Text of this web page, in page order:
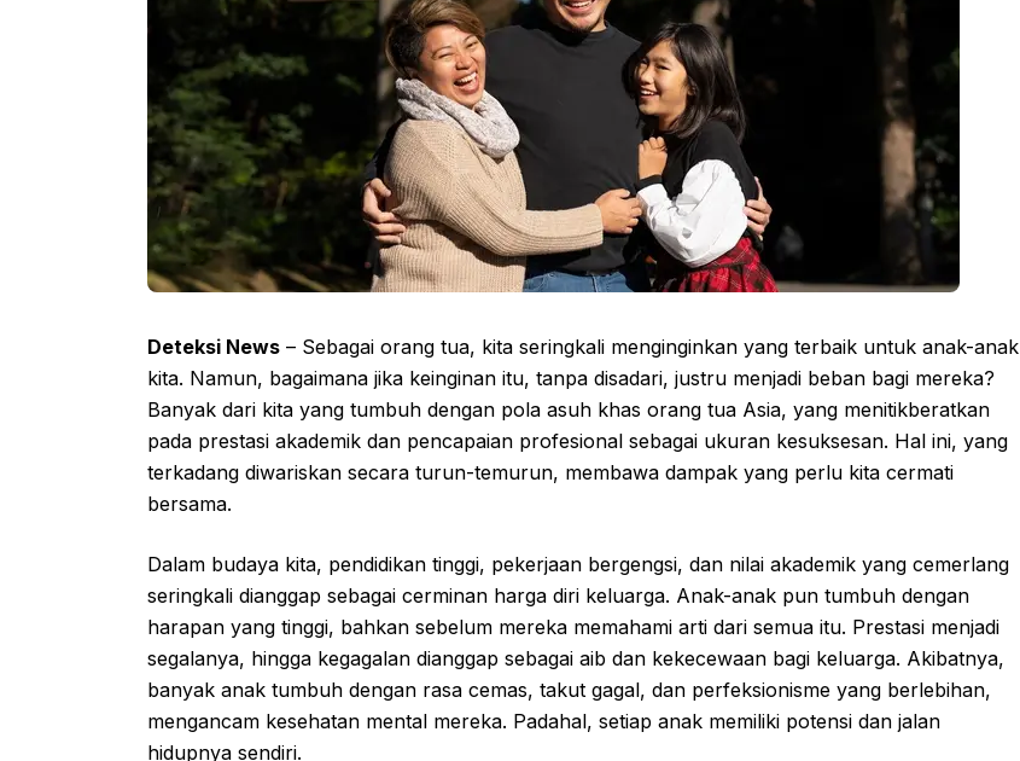
Deteksi News – Sebagai orang tua, kita seringkali menginginkan yang terbaik untuk anak-anak
kita. Namun, bagaimana jika keinginan itu, tanpa disadari, justru menjadi beban bagi mereka?
Banyak dari kita yang tumbuh dengan pola asuh khas orang tua Asia, yang menitikberatkan
pada prestasi akademik dan pencapaian profesional sebagai ukuran kesuksesan. Hal ini, yang
terkadang diwariskan secara turun-temurun, membawa dampak yang perlu kita cermati
bersama.
Dalam budaya kita, pendidikan tinggi, pekerjaan bergengsi, dan nilai akademik yang cemerlang
seringkali dianggap sebagai cerminan harga diri keluarga. Anak-anak pun tumbuh dengan
harapan yang tinggi, bahkan sebelum mereka memahami arti dari semua itu. Prestasi menjadi
segalanya, hingga kegagalan dianggap sebagai aib dan kekecewaan bagi keluarga. Akibatnya,
banyak anak tumbuh dengan rasa cemas, takut gagal, dan perfeksionisme yang berlebihan,
mengancam kesehatan mental mereka. Padahal, setiap anak memiliki potensi dan jalan
hidupnya sendiri.